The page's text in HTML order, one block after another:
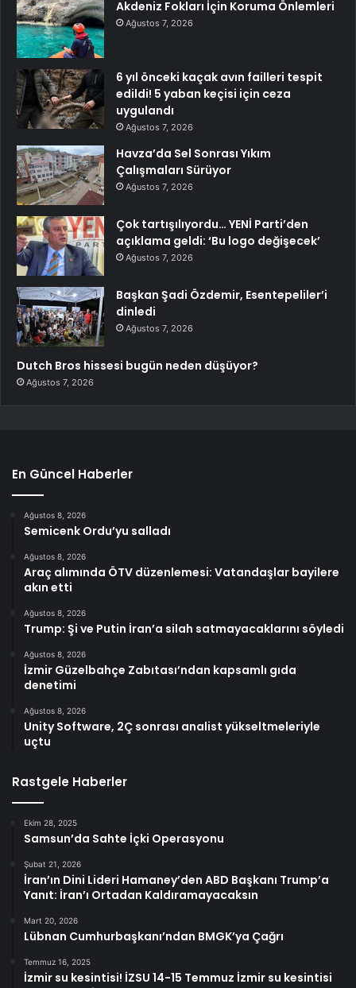
Akdeniz Fokları İçin Koruma Önlemleri
Ağustos 7, 2026
6 yıl önceki kaçak avın failleri tespit
edildi! 5 yaban keçisi için ceza
uygulandı
Ağustos 7, 2026
Havza’da Sel Sonrası Yıkım
Çalışmaları Sürüyor
Ağustos 7, 2026
Çok tartışılıyordu… YENİ Parti’den
açıklama geldi: ‘Bu logo değişecek’
Ağustos 7, 2026
Başkan Şadi Özdemir, Esentepeliler’i
dinledi
Ağustos 7, 2026
Dutch Bros hissesi bugün neden düşüyor?
Ağustos 7, 2026
En Güncel Haberler
Ağustos 8, 2026
Semicenk Ordu’yu salladı
Ağustos 8, 2026
Araç alımında ÖTV düzenlemesi: Vatandaşlar bayilere
akın etti
Ağustos 8, 2026
Trump: Şi ve Putin İran’a silah satmayacaklarını söyledi
Ağustos 8, 2026
İzmir Güzelbahçe Zabıtası’ndan kapsamlı gıda
denetimi
Ağustos 8, 2026
Unity Software, 2Ç sonrası analist yükseltmeleriyle
uçtu
Rastgele Haberler
Ekim 28, 2025
Samsun’da Sahte İçki Operasyonu
Şubat 21, 2026
İran’ın Dini Lideri Hamaney’den ABD Başkanı Trump’a
Yanıt: İran’ı Ortadan Kaldıramayacaksın
Mart 20, 2026
Lübnan Cumhurbaşkanı’ndan BMGK’ya Çağrı
Temmuz 16, 2025
İzmir su kesintisi! İZSU 14-15 Temmuz İzmir su kesintisi